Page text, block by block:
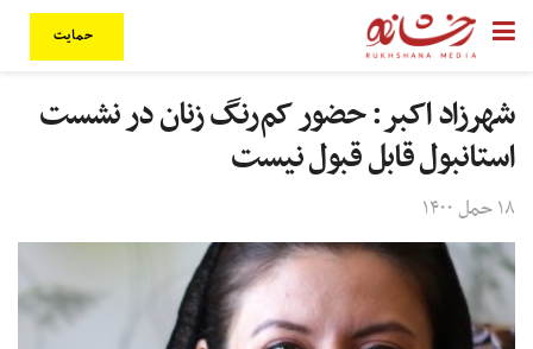
حمایت
شهرزاد اکبر: حضور کم‌رنگ زنان در نشست
استانبول قابل قبول نیست
۱۸ حمل ۱۴۰۰